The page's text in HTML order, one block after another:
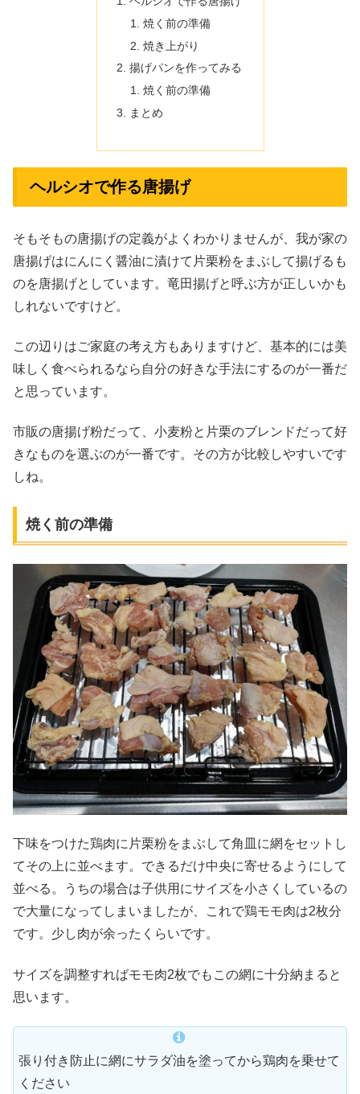
焼く前の準備
焼き上がり
揚げパンを作ってみる
焼く前の準備
まとめ
ヘルシオで作る唐揚げ
そもそもの唐揚げの定義がよくわかりませんが、我が家の
唐揚げはにんにく醤油に漬けて片栗粉をまぶして揚げるも
のを唐揚げとしています。竜田揚げと呼ぶ方が正しいかも
しれないですけど。
この辺りはご家庭の考え方もありますけど、基本的には美
味しく食べられるなら自分の好きな手法にするのが一番だ
と思っています。
市販の唐揚げ粉だって、小麦粉と片栗のブレンドだって好
きなものを選ぶのが一番です。その方が比較しやすいです
しね。
焼く前の準備
下味をつけた鶏肉に片栗粉をまぶして角皿に網をセットし
てその上に並べます。できるだけ中央に寄せるようにして
並べる。うちの場合は子供用にサイズを小さくしているの
で大量になってしまいましたが、これで鶏モモ肉は2枚分
です。少し肉が余ったくらいです。
サイズを調整すればモモ肉2枚でもこの網に十分納まると
思います。
張り付き防止に網にサラダ油を塗ってから鶏肉を乗せて
ください